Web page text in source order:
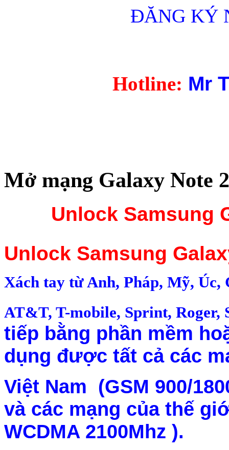
ĐĂNG KÝ
Hotline: Mr
Mở mạng Galaxy Note
Unlock Samsung
Unlock Samsung
Xách tay từ Anh, Pháp, Mỹ, Úc,
AT&T, T-mobile, Sprint, Roger,
tiếp bằng phần mềm
dụng được tất cả các
Việt Nam (GSM 900/
và các mạng của thế
WCDMA 2100Mhz ).